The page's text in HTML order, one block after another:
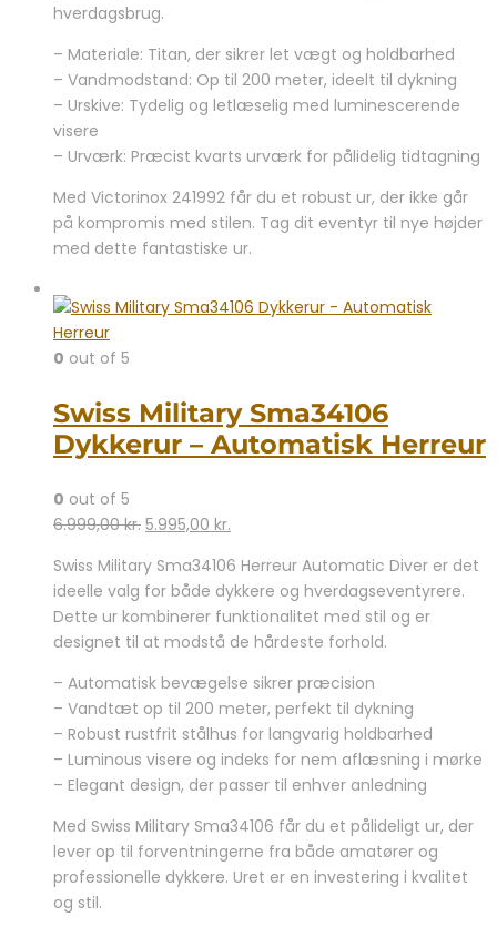
hverdagsbrug.
– Materiale: Titan, der sikrer let vægt og holdbarhed
– Vandmodstand: Op til 200 meter, ideelt til dykning
– Urskive: Tydelig og letlæselig med luminescerende
visere
– Urværk: Præcist kvarts urværk for pålidelig tidtagning
Med Victorinox 241992 får du et robust ur, der ikke går
på kompromis med stilen. Tag dit eventyr til nye højder
med dette fantastiske ur.
0 out of 5
Swiss Military Sma34106
Dykkerur – Automatisk Herreur
0 out of 5
6.999,00kr. Den
pris
var:
6.999,00 kr..
5.995,00 kr.
pris
er:
5.995,00 kr..
Swiss Military Sma34106 Herreur Automatic Diver er det
ideelle valg for både dykkere og hverdagseventyrere.
Dette ur kombinerer funktionalitet med stil og er
designet til at modstå de hårdeste forhold.
– Automatisk bevægelse sikrer præcision
– Vandtæt op til 200 meter, perfekt til dykning
– Robust rustfrit stålhus for langvarig holdbarhed
– Luminous visere og indeks for nem aflæsning i mørke
– Elegant design, der passer til enhver anledning
Med Swiss Military Sma34106 får du et pålideligt ur, der
lever op til forventningerne fra både amatører og
professionelle dykkere. Uret er en investering i kvalitet
og stil.